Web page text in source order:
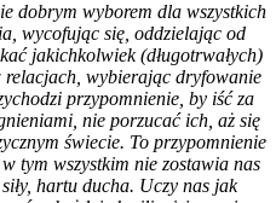
dobrym wyborem dla wszystkich
wycofując się, oddzielając od
jakichkolwiek (długotrwałych)
relacjach, wybierając dryfowanie
przypomnienie, by iść za
nie porzucać ich, aż się
świecie. To przypomnienie
tym wszystkim nie zostawia nas
hartu ducha. Uczy nas jak